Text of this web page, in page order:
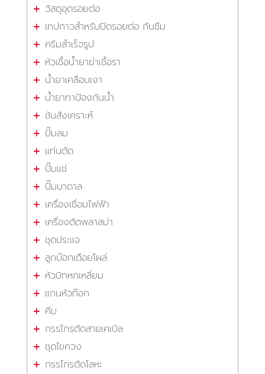
วัสดุอุดรอยต่อ
เทปกาวสำหรับปิดรอยต่อ กันซึม
ครีมสำเร็จรูป
หัวเชื้อน้ำยาฆ่าเชื้อรา
น้ำยาเคลือบเงา
น้ำยาทาป้องกันน้ำ
ชันสังเคราะห์
ปั๊มลม
แท่นตัด
ปั๊มแช่
ปั๊มบาดาล
เครื่องเชื่อมไฟฟ้า
เครื่องตัดพลาสม่า
ชุดประแจ
ลูกบ๊อกเดือยโผล่
หัวบิทหกเหลี่ยม
แกนหัวท๊อก
คีม
กรรไกรตัดสายเคเบิล
ชุดไขควง
กรรไกรตัดโลหะ